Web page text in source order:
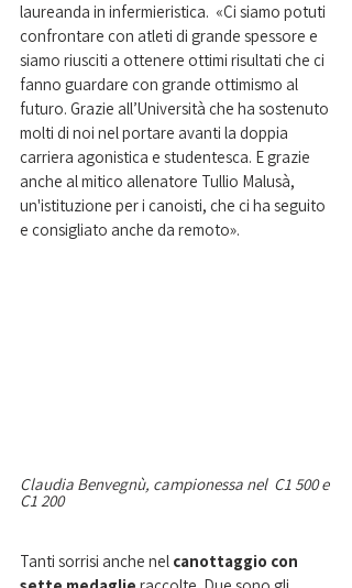
laureanda in infermieristica.  «Ci siamo potuti
confrontare con atleti di grande spessore e
siamo riusciti a ottenere ottimi risultati che ci
fanno guardare con grande ottimismo al
futuro. Grazie all’Università che ha sostenuto
molti di noi nel portare avanti la doppia
carriera agonistica e studentesca. E grazie
anche al mitico allenatore Tullio Malusà,
un'istituzione per i canoisti, che ci ha seguito
e consigliato anche da remoto».
Claudia Benvegnù, campionessa nel  C1 500 e
C1 200
Tanti sorrisi anche nel canottaggio con